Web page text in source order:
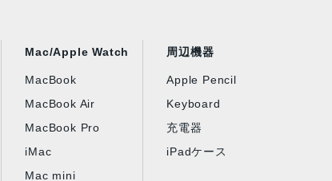
Mac/Apple Watch
MacBook
MacBook Air
MacBook Pro
iMac
Mac mini
周辺機器
Apple Pencil
Keyboard
充電器
iPadケース